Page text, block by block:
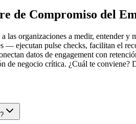
de Compromiso del
las organizaciones a medir, entender
— ejecutan pulse checks, facilitan el
datos de engagement con
de negocio crítica. ¿Cuál te conviene?